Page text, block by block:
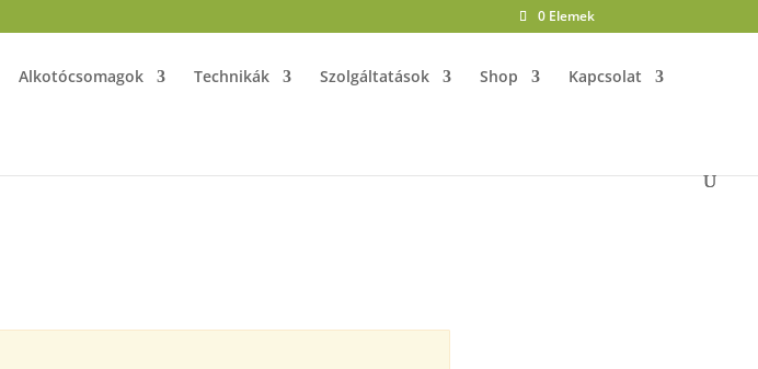
0 Elemek
Alkotócsomagok Technikák Szolgáltatások Shop Kapcsolat